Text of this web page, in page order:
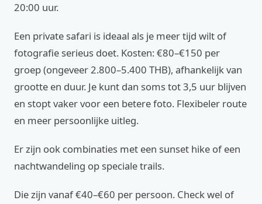
20:00 uur.
Een private safari is ideaal als je meer tijd wilt of
fotografie serieus doet. Kosten: €80–€150 per
groep (ongeveer 2.800–5.400 THB), afhankelijk van
grootte en duur. Je kunt dan soms tot 3,5 uur blijven
en stopt vaker voor een betere foto. Flexibeler route
en meer persoonlijke uitleg.
Er zijn ook combinaties met een sunset hike of een
nachtwandeling op speciale trails.
Die zijn vanaf €40–€60 per persoon. Check wel of